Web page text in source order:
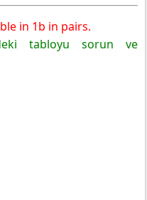
in 1b in pairs.
tabloyu sorun ve